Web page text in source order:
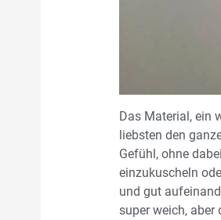
Das Material, ein
liebsten den
Gefühl, ohne
einzukuscheln
und gut
super weich,